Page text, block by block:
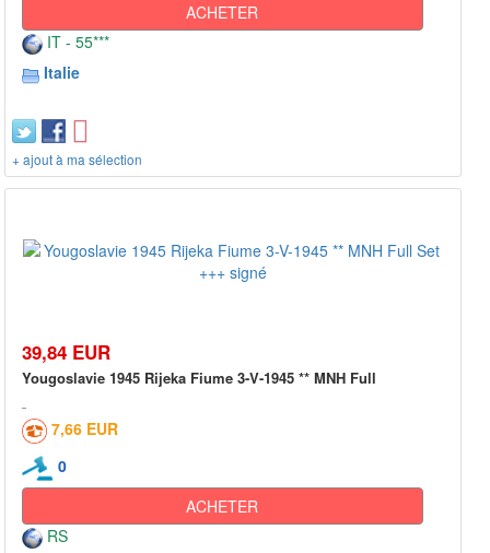
ACHETER
IT - 55***
Italie
+ ajout à ma sélection
39,84 EUR
Yougoslavie 1945 Rijeka Fiume 3-V-1945 ** MNH Full
7,66 EUR
0
ACHETER
RS